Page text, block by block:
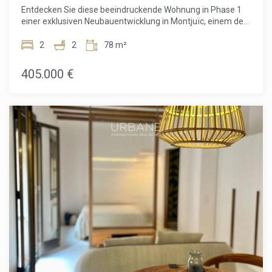
zutreffend).
Entdecken Sie diese beeindruckende Wohnung in Phase 1
einer exklusiven Neubauentwicklung in Montjuïc, einem der
Gelegen im 3. Stock bietet dieses sorgfältig gestaltete
ergänzt durch einen privaten Balkon, auf dem Sie frische
Luft und offene Ausblicke genießen können.Die Wohnung
oder alle, die ein flexibles Homeoffice benötigen. Der
Grundriss ist darauf ausgelegt, Licht und Funktionalität zu
maximieren und eine helle, einladende Atmosphäre zu
schaffen.Die Bewohner der Wohnanlage profitieren von
außergewöhnlichen Gemeinschaftseinrichtungen, darunter
eine spektakuläre Dachterrasse mit Swimmingpool und
einem voll ausgestatteten Fitnessraum – der perfekte Ort,
um sich zu entspannen, Kontakte zu knüpfen oder aktiv zu
bleiben und dabei den Panoramablick über die Stadt zu
genießen. Ein optionaler Parkplatz ist ebenfalls
verfügbar.Im Herzen von Montjuïc gelegen, bietet die Lage
eine einzigartige Kombination aus Natur, Kultur und
urbanem Komfort. Von grünen Parks und historischen
Sehenswürdigkeiten bis hin zur schnellen Anbindung an das
2 2 78 m²
405.000 €